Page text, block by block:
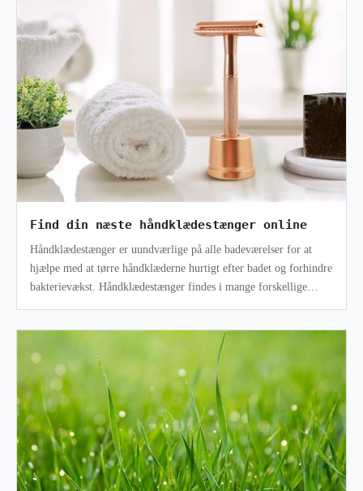
Find din næste håndklædestænger online
Håndklædestænger er uundværlige på alle badeværelser for at
hjælpe med at tørre håndklæderne hurtigt efter badet og forhindre
bakterievækst. Håndklædestænger findes i mange forskellige